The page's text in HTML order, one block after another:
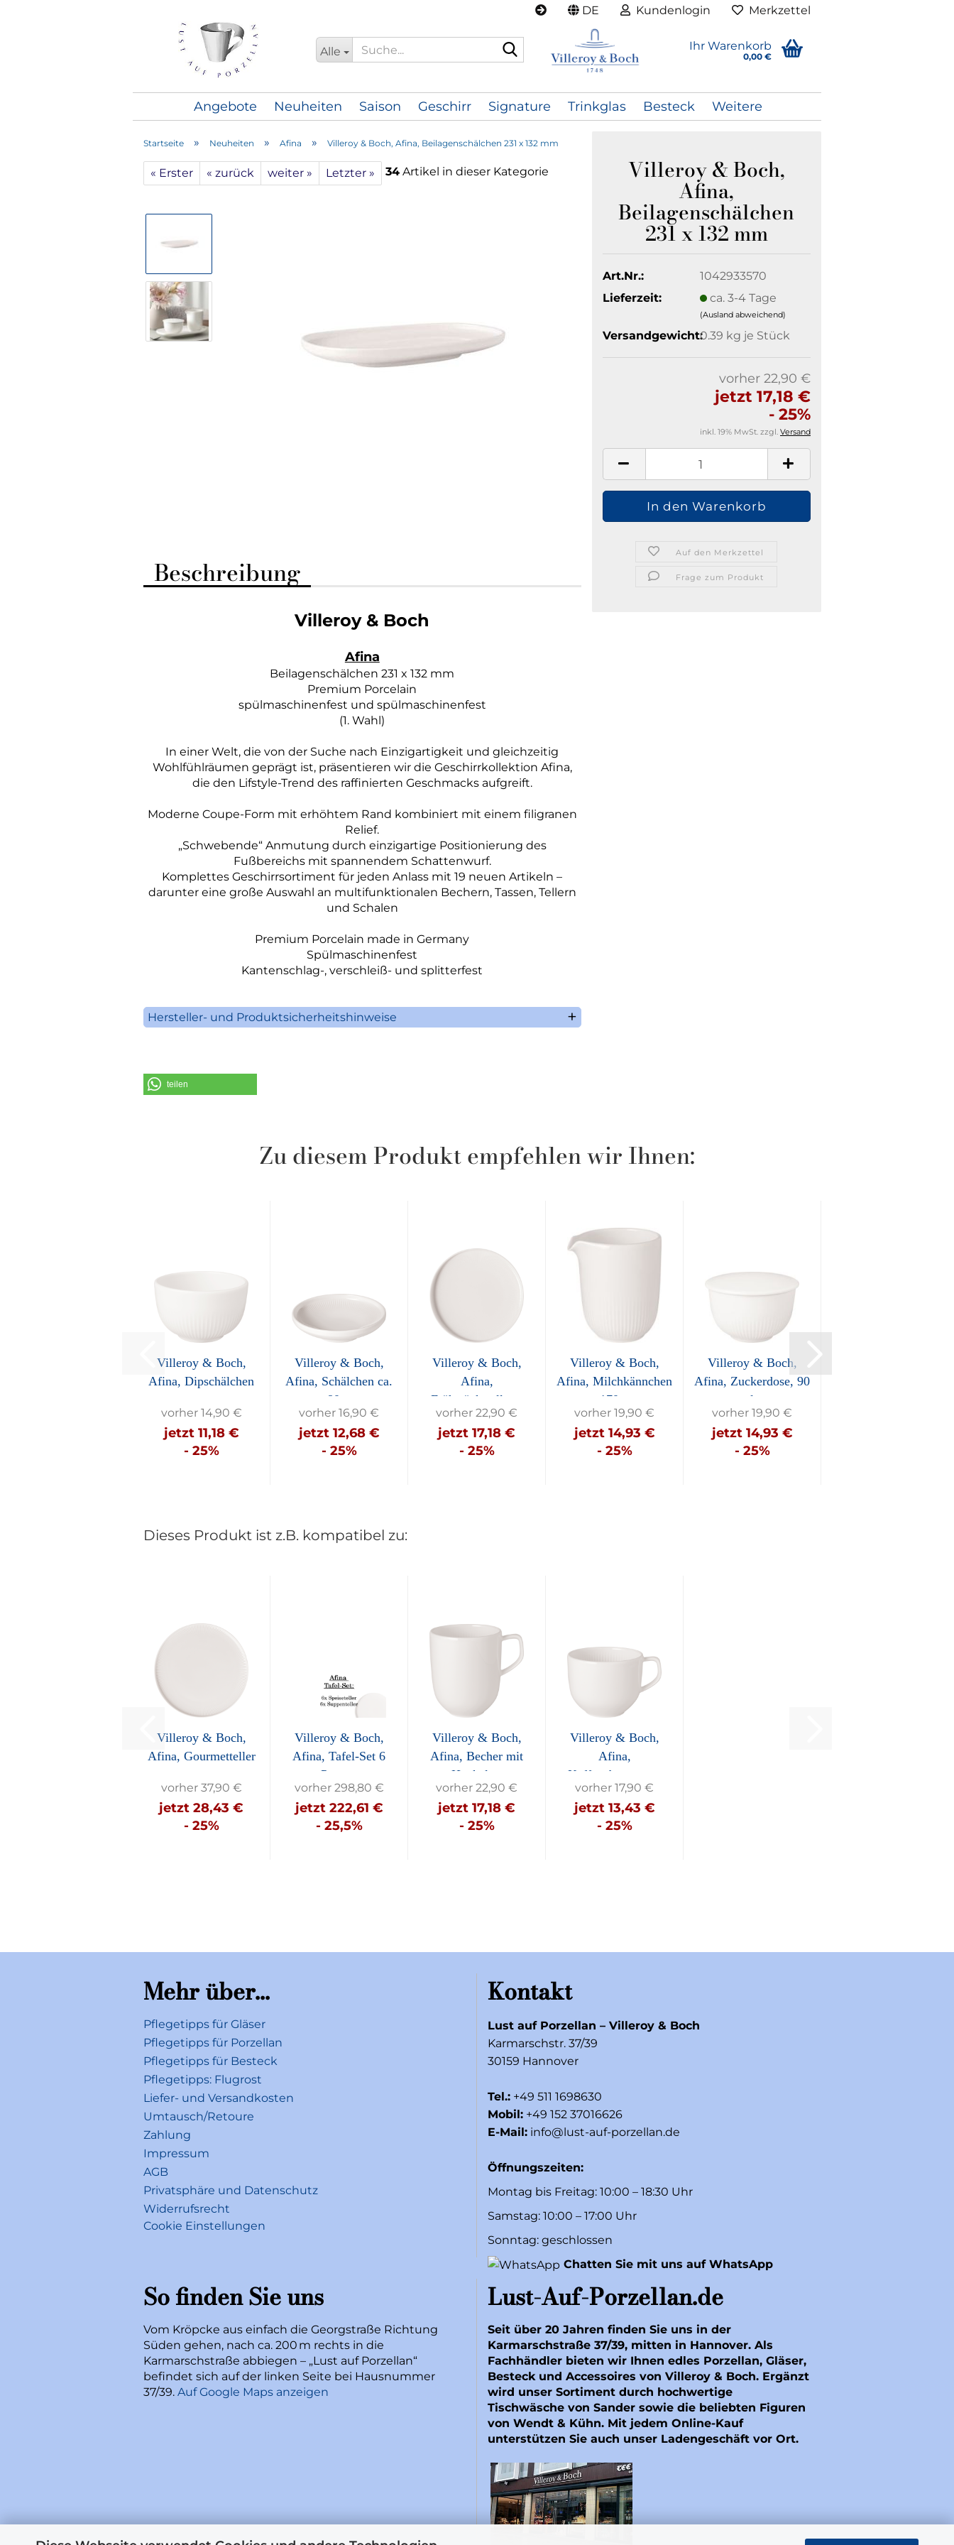
DE Kundenlogin Merkzettel
Alle Ihr Warenkorb
0,00 €
Angebote Neuheiten Saison Geschirr Signature Trinkglas Besteck Weitere
Startseite » Neuheiten » Afina » Villeroy & Boch, Afina, Beilagenschälchen 231 x 132 mm
« Erster « zurück weiter » Letzter » 34 Artikel in dieser Kategorie Villeroy & Boch,
Afina,
Beilagenschälchen
231 x 132 mm
Art.Nr.:
1042933570
Lieferzeit:
ca. 3-4 Tage
(Ausland abweichend)
Versandgewicht:0.39 kg je Stück
vorher 22,90 €
jetzt 17,18 €
- 25%
inkl. 19% MwSt. zzgl. Versand
Auf den Merkzettel
Frage zum Produkt
Beschreibung
Villeroy & Boch
Afina
Beilagenschälchen 231 x 132 mm
Premium Porcelain
spülmaschinenfest und spülmaschinenfest
(1. Wahl)
In einer Welt, die von der Suche nach Einzigartigkeit und gleichzeitig
Wohlfühlräumen geprägt ist, präsentieren wir die Geschirrkollektion Afina,
die den Lifstyle-Trend des raffinierten Geschmacks aufgreift.
Moderne Coupe-Form mit erhöhtem Rand kombiniert mit einem filigranen
Relief.
„Schwebende“ Anmutung durch einzigartige Positionierung des
Fußbereichs mit spannendem Schattenwurf.
Komplettes Geschirrsortiment für jeden Anlass mit 19 neuen Artikeln –
darunter eine große Auswahl an multifunktionalen Bechern, Tassen, Tellern
und Schalen
Premium Porcelain made in Germany
Spülmaschinenfest
Kantenschlag-, verschleiß- und splitterfest
Hersteller- und Produktsicherheitshinweise
teilen
Zu diesem Produkt empfehlen wir Ihnen:
Villeroy & Boch,
Afina, Dipschälchen
vorher 14,90 €
jetzt 11,18 €
- 25%
Villeroy & Boch,
Afina, Schälchen ca.
80...
vorher 16,90 €
jetzt 12,68 €
- 25%
Villeroy & Boch,
Afina,
Frühstücksteller...
vorher 22,90 €
jetzt 17,18 €
- 25%
Villeroy & Boch,
Afina, Milchkännchen
170...
vorher 19,90 €
jetzt 14,93 €
- 25%
Villeroy & Boch,
Afina, Zuckerdose, 90
ml...
vorher 19,90 €
jetzt 14,93 €
- 25%
Dieses Produkt ist z.B. kompatibel zu:
Villeroy & Boch,
Afina, Gourmetteller
vorher 37,90 €
jetzt 28,43 €
- 25%
Villeroy & Boch,
Afina, Tafel-Set 6
Pers....
vorher 298,80 €
jetzt 222,61 €
- 25,5%
Villeroy & Boch,
Afina, Becher mit
Henkel,...
vorher 22,90 €
jetzt 17,18 €
- 25%
Villeroy & Boch,
Afina,
Kaffeeobertasse...
vorher 17,90 €
jetzt 13,43 €
- 25%
Mehr über...
Pflegetipps für Gläser
Pflegetipps für Porzellan
Pflegetipps für Besteck
Pflegetipps: Flugrost
Liefer- und Versandkosten
Umtausch/Retoure
Zahlung
Impressum
AGB
Privatsphäre und Datenschutz
Widerrufsrecht
Cookie Einstellungen
Kontakt
Lust auf Porzellan – Villeroy & Boch
Karmarschstr. 37/39
30159 Hannover
Tel.: +49 511 1698630
Mobil: +49 152 37016626
E-Mail: info@lust-auf-porzellan.de
Öffnungszeiten:
Montag bis Freitag: 10:00 – 18:30 Uhr
Samstag: 10:00 – 17:00 Uhr
Sonntag: geschlossen
Chatten Sie mit uns auf WhatsApp
So finden Sie uns
Vom Kröpcke aus einfach die Georgstraße Richtung
Süden gehen, nach ca. 200 m rechts in die
Karmarschstraße abbiegen – „Lust auf Porzellan“
befindet sich auf der linken Seite bei Hausnummer
37/39. Auf Google Maps anzeigen
Lust-Auf-Porzellan.de
Seit über 20 Jahren finden Sie uns in der
Karmarschstraße 37/39, mitten in Hannover. Als
Fachhändler bieten wir Ihnen edles Porzellan, Gläser,
Besteck und Accessoires von Villeroy & Boch. Ergänzt
wird unser Sortiment durch hochwertige
Tischwäsche von Sander sowie die beliebten Figuren
von Wendt & Kühn. Mit jedem Online-Kauf
unterstützen Sie auch unser Ladengeschäft vor Ort.